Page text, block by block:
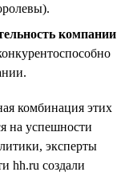
компании
комбинация этих
на успешности
эксперты
hh.ru создали